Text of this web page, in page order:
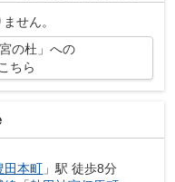
せん。
の杜」への
ちら
田本町 」駅 徒歩8分